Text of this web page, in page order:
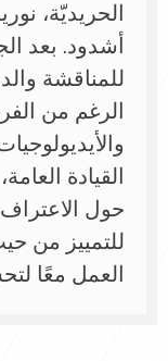
الحريديّة،
أشدود. بعد
للمناقشة
الرغم من
القيادة
حول
للتمييز من
العمل معًا